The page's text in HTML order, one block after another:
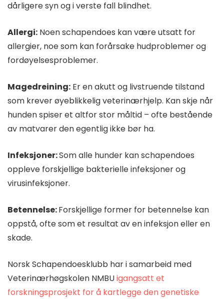
dårligere syn og i verste fall blindhet.
Allergi: Noen schapendoes kan være utsatt for
allergier, noe som kan forårsake hudproblemer og
fordøyelsesproblemer.
Magedreining: Er en akutt og livstruende tilstand
som krever øyeblikkelig veterinærhjelp. Kan skje når
hunden spiser et altfor stor måltid – ofte bestående
av matvarer den egentlig ikke bør ha.
Infeksjoner:Som alle hunder kan schapendoes
oppleve forskjellige bakterielle infeksjoner og
virusinfeksjoner.
Betennelse:Forskjellige former for betennelse kan
oppstå, ofte som et resultat av en infeksjon eller en
skade.
Norsk Schapendoesklubb har i samarbeid med
Veterinærhøgskolen NMBUigangsatt et
forskningsprosjekt for å kartlegge den genetiske